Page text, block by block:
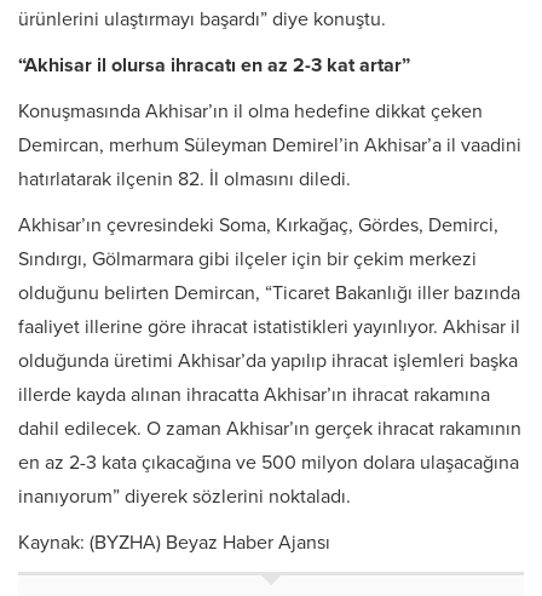
ürünlerini ulaştırmayı başardı” diye konuştu.
“Akhisar il olursa ihracatı en az 2-3 kat artar”
Konuşmasında Akhisar’ın il olma hedefine dikkat çeken
Demircan, merhum Süleyman Demirel’in Akhisar’a il vaadini
hatırlatarak ilçenin 82. İl olmasını diledi.
Akhisar’ın çevresindeki Soma, Kırkağaç, Gördes, Demirci,
Sındırgı, Gölmarmara gibi ilçeler için bir çekim merkezi
olduğunu belirten Demircan, “Ticaret Bakanlığı iller bazında
faaliyet illerine göre ihracat istatistikleri yayınlıyor. Akhisar il
olduğunda üretimi Akhisar’da yapılıp ihracat işlemleri başka
illerde kayda alınan ihracatta Akhisar’ın ihracat rakamına
dahil edilecek. O zaman Akhisar’ın gerçek ihracat rakamının
en az 2-3 kata çıkacağına ve 500 milyon dolara ulaşacağına
inanıyorum” diyerek sözlerini noktaladı.
Kaynak: (BYZHA) Beyaz Haber Ajansı